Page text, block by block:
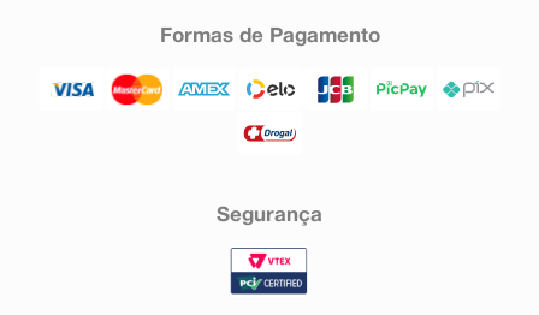
Formas de Pagamento
Segurança